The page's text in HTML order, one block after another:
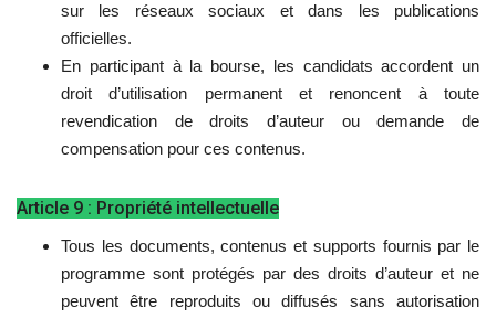
sur les réseaux sociaux et dans les publications
officielles.
En participant à la bourse, les candidats accordent un
droit d’utilisation permanent et renoncent à toute
revendication de droits d’auteur ou demande de
compensation pour ces contenus.
Article 9 : Propriété intellectuelle
Tous les documents, contenus et supports fournis par le
programme sont protégés par des droits d’auteur et ne
peuvent être reproduits ou diffusés sans autorisation